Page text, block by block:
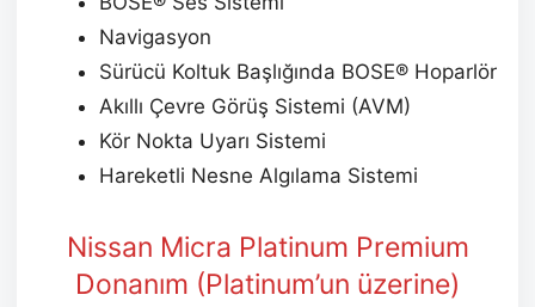
Navigasyon
Sürücü Koltuk Başlığında BOSE® Hoparlör
Akıllı Çevre Görüş Sistemi (AVM)
Kör Nokta Uyarı Sistemi
Hareketli Nesne Algılama Sistemi
Nissan Micra Platinum Premium
Donanım (Platinum’un üzerine)